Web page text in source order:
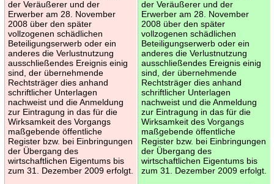
der Veräußerer und der
Erwerber am 28. November
2008 über den später
vollzogenen schädlichen
Beteiligungserwerb oder ein
anderes die Verlustnutzung
ausschließendes Ereignis einig
sind, der übernehmende
Rechtsträger dies anhand
schriftlicher Unterlagen
nachweist und die Anmeldung
zur Eintragung in das für die
Wirksamkeit des Vorgangs
maßgebende öffentliche
Register bzw. bei Einbringungen
der Übergang des
wirtschaftlichen Eigentums bis
zum 31. Dezember 2009 erfolgt.
der Veräußerer und der
Erwerber am 28. November
2008 über den später
vollzogenen schädlichen
Beteiligungserwerb oder ein
anderes die Verlustnutzung
ausschließendes Ereignis einig
sind, der übernehmende
Rechtsträger dies anhand
schriftlicher Unterlagen
nachweist und die Anmeldung
zur Eintragung in das für die
Wirksamkeit des Vorgangs
maßgebende öffentliche
Register bzw. bei Einbringungen
der Übergang des
wirtschaftlichen Eigentums bis
zum 31. Dezember 2009 erfolgt.